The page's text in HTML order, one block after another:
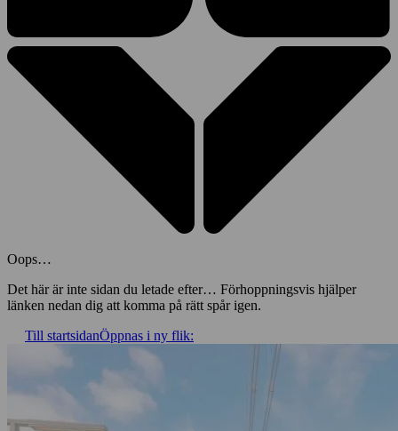
Oops…
Det här är inte sidan du letade efter… Förhoppningsvis hjälper
länken nedan dig att komma på rätt spår igen.
Till startsidanÖppnas i ny flik: